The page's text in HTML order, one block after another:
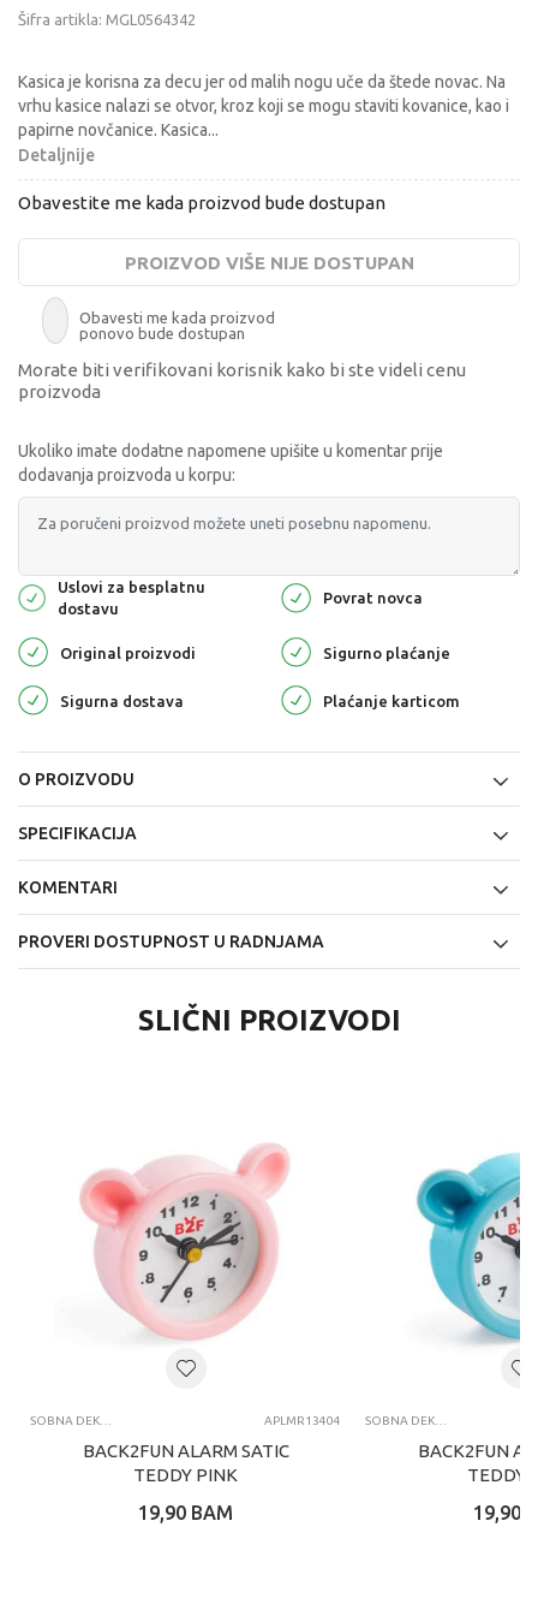
Šifra artikla: MGL0564342
Kasica je korisna za decu jer od malih nogu uče da štede novac. Na
vrhu kasice nalazi se otvor, kroz koji se mogu staviti kovanice, kao i
papirne novčanice. Kasica...
Detaljnije
Obavestite me kada proizvod bude dostupan
PROIZVOD VIŠE NIJE DOSTUPAN
Obavesti me kada proizvod
ponovo bude dostupan
Morate biti verifikovani korisnik kako bi ste videli cenu
proizvoda
Ukoliko imate dodatne napomene upišite u komentar prije
dodavanja proizvoda u korpu:
Uslovi za besplatnu
dostavu
Povrat novca
Original proizvodi Sigurno plaćanje
Sigurna dostava Plaćanje karticom
O PROIZVODU
SPECIFIKACIJA
KOMENTARI
PROVERI DOSTUPNOST U RADNJAMA
SLIČNI PROIZVODI
SOBNA DEKORACIJA APLMR13404
BACK2FUN ALARM SATIC
TEDDY PINK
19,90 BAM
SOBNA DEKORACIJA
BACK2FUN
TEDDY
19,90